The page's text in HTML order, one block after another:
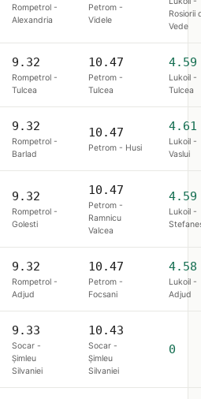
Rompetrol -
Alexandria
Petrom -
Videle
Rosiorii
Vede
9.32
Rompetrol -
Tulcea
10.47
Petrom -
Tulcea
4.59
Lukoil -
Tulcea
9.32
Rompetrol -
Barlad
10.47
Petrom - Husi
4.61
Lukoil -
Vaslui
9.32
Rompetrol -
Golesti
10.47
Petrom -
Ramnicu
Valcea
4.59
Lukoil -
9.32
Rompetrol -
Adjud
10.47
Petrom -
Focsani
4.58
Lukoil -
Adjud
9.33
Socar -
Șimleu
Silvaniei
10.43
Socar -
Șimleu
Silvaniei
0